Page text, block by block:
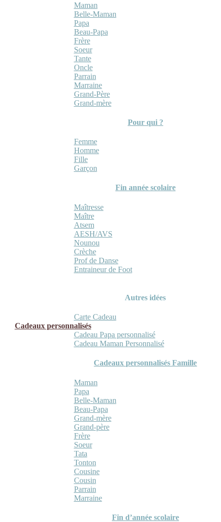
Maman
Belle-Maman
Papa
Beau-Papa
Frère
Soeur
Tante
Oncle
Parrain
Marraine
Grand-Père
Grand-mère
Pour qui ?
Femme
Homme
Fille
Garçon
Fin année scolaire
Maîtresse
Maître
Atsem
AESH/AVS
Nounou
Crèche
Prof de Danse
Entraineur de Foot
Autres idées
Carte Cadeau
Cadeaux personnalisés
Cadeau Papa personnalisé
Cadeau Maman Personnalisé
Cadeaux personnalisés Famille
Maman
Papa
Belle-Maman
Beau-Papa
Grand-mère
Grand-père
Frère
Soeur
Tata
Tonton
Cousine
Cousin
Parrain
Marraine
Fin d’année scolaire